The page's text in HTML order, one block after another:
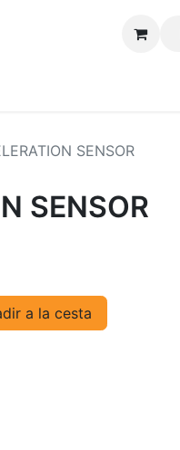
SENSOR
SENSOR
a la cesta